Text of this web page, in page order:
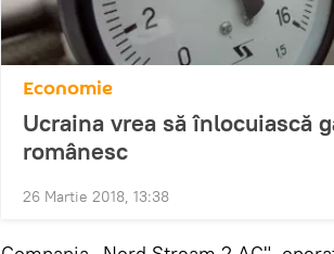
Economie
Ucraina vrea să înlocuiască
românesc
26 Martie 2018, 13:38